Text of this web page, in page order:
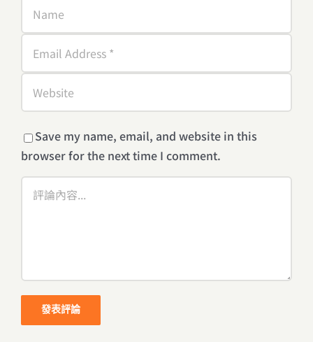
Save my name, email, and website in this
browser for the next time I comment.
Comment